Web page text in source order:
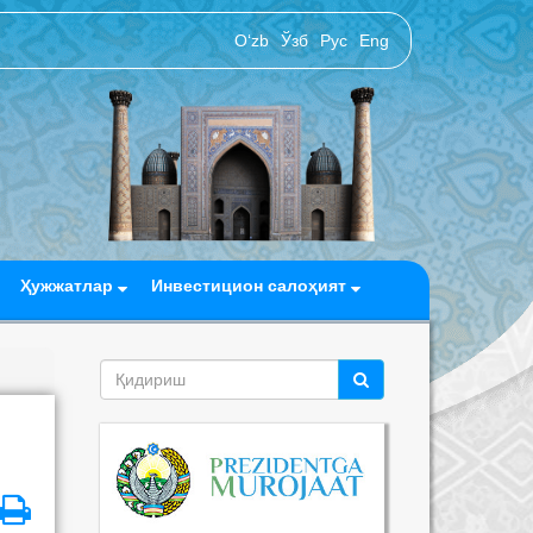
O‘zb Ўзб Рус Eng
Ҳужжатлар Инвестицион салоҳият